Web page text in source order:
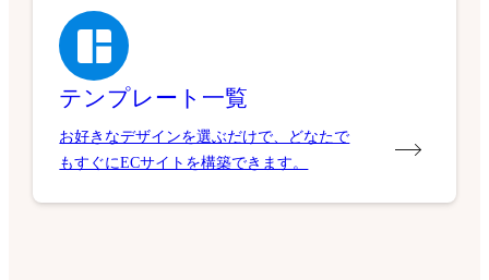
テンプレート一覧
お好きなデザインを選ぶだけで、どなたで
もすぐにECサイトを構築できます。